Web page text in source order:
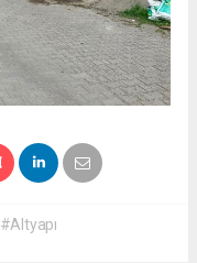
#Altyapı